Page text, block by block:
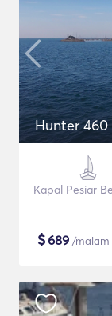
Hunter 460
Kapal Pesiar
$689 /malam